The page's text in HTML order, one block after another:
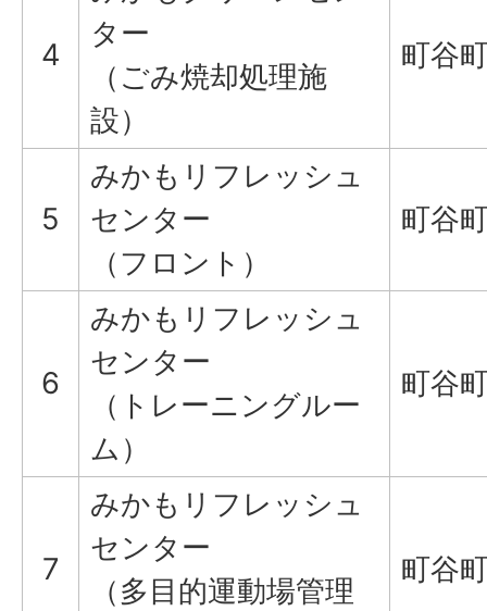
4
ター
（ごみ焼却処理施
設）
町谷
5
みかもリフレッシュ
センター
（フロント）
町谷
6
みかもリフレッシュ
センター
（トレーニングルー
ム）
町谷
7
みかもリフレッシュ
センター
（多目的運動場管理
町谷